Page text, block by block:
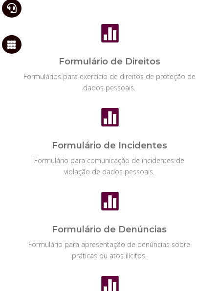



Formulário de Direitos
Formulários para exercício de direitos de proteção de
dados pessoais.

Formulário de Incidentes
Formulário para comunicação de incidentes de
violação de dados pessoais.

Formulário de Denúncias
Formulário para apresentação de denúncias sobre
práticas ou atos ilícitos.
